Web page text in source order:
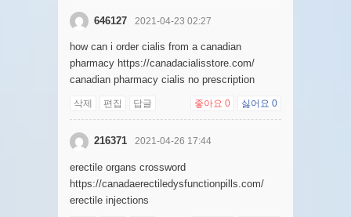
646127 2021-04-23 02:27
how can i order cialis from a canadian
pharmacy https://canadacialisstore.com/
canadian pharmacy cialis no prescription
삭제 편집 답글 좋아요 0 싫어요 0
216371 2021-04-26 17:44
erectile organs crossword
https://canadaerectiledysfunctionpills.com/
erectile injections